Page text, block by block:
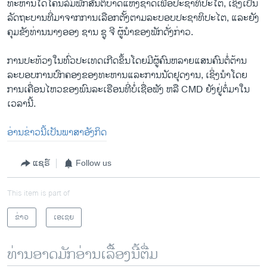
ທະຫານໄດ້ໂຄ່ນລົ້ມພັກສັນຕິບາດແຫ່ງຊາດເພື່ອປະຊາທິປະໄຕ, ເຊິ່ງເປັນ
ລັດຖະບານທີ່ມາຈາກການເລືອກຕັ້ງຕາມລະບອບປະຊາທິປະໄຕ, ແລະຍັງ
ຄຸມຂັງທ່ານນາງອອງ ຊານ ຊູ ຈີ ຜູ້ນໍາຂອງພັກດັ່ງກ່າວ.
ການປະທ້ວງໃນທົ່ວປະເທດເກີດຂຶ້ນໂດຍມີຜູ້ຄົນຫລາຍແສນຄົນຕໍ່ຕ້ານ
ລະບອບການປົກຄອງຂອງທະຫານແລະການນັດຢຸດງານ, ເຊິ່ງນໍາໂດຍ
ການເຄື່ອນໄຫວຂອງພົນລະເຮືອນທີ່ບໍ່ເຊື່ອຟັງ ຫລື CMD ຍັງຢູ່ຕໍ່ມາໃນ
ເວລານີ້.
ອ່ານຂ່າວນີ້ເປັນພາສາອັງກິດ
ແຊຣ໌ Follow us
This item is part of
ຂ່າວ
ເອເຊຍ
ທ່ານອາດມັກອ່ານເລື້ອງນີ້ຕື່ມ